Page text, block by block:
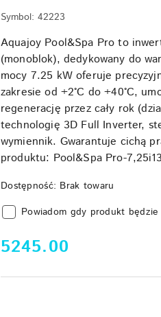
Symbol: 42223
Aquajoy Pool&Spa Pro to
(monoblok), dedykowany do
mocy 7.25 kW oferuje
zakresie od +2°C do +40°C,
regenerację przez cały rok
technologię 3D Full Inverter,
wymiennik. Gwarantuje cichą
produktu: Pool&Spa Pro-
Dostępność: Brak towaru
Powiadom gdy produkt
cena:
5245.00